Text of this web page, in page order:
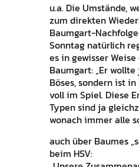
u.a. Die Umstände,
zum direkten
Baumgart-
Sonntag natürlich
es in gewisser
Baumgart: „Er
Böses, sondern ist
voll im Spiel. Diese
Typen sind ja
wonach immer alle
auch über Baumes
beim HSV: